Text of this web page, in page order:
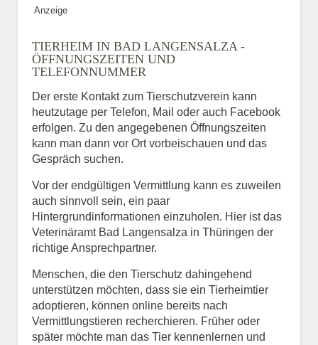
Anzeige
TIERHEIM IN BAD LANGENSALZA -
ÖFFNUNGSZEITEN UND
TELEFONNUMMER
Der erste Kontakt zum Tierschutzverein kann
heutzutage per Telefon, Mail oder auch Facebook
erfolgen. Zu den angegebenen Öffnungszeiten
kann man dann vor Ort vorbeischauen und das
Gespräch suchen.
Vor der endgültigen Vermittlung kann es zuweilen
auch sinnvoll sein, ein paar
Hintergrundinformationen einzuholen. Hier ist das
Veterinäramt Bad Langensalza in Thüringen der
richtige Ansprechpartner.
Menschen, die den Tierschutz dahingehend
unterstützen möchten, dass sie ein Tierheimtier
adoptieren, können online bereits nach
Vermittlungstieren recherchieren. Früher oder
später möchte man das Tier kennenlernen und